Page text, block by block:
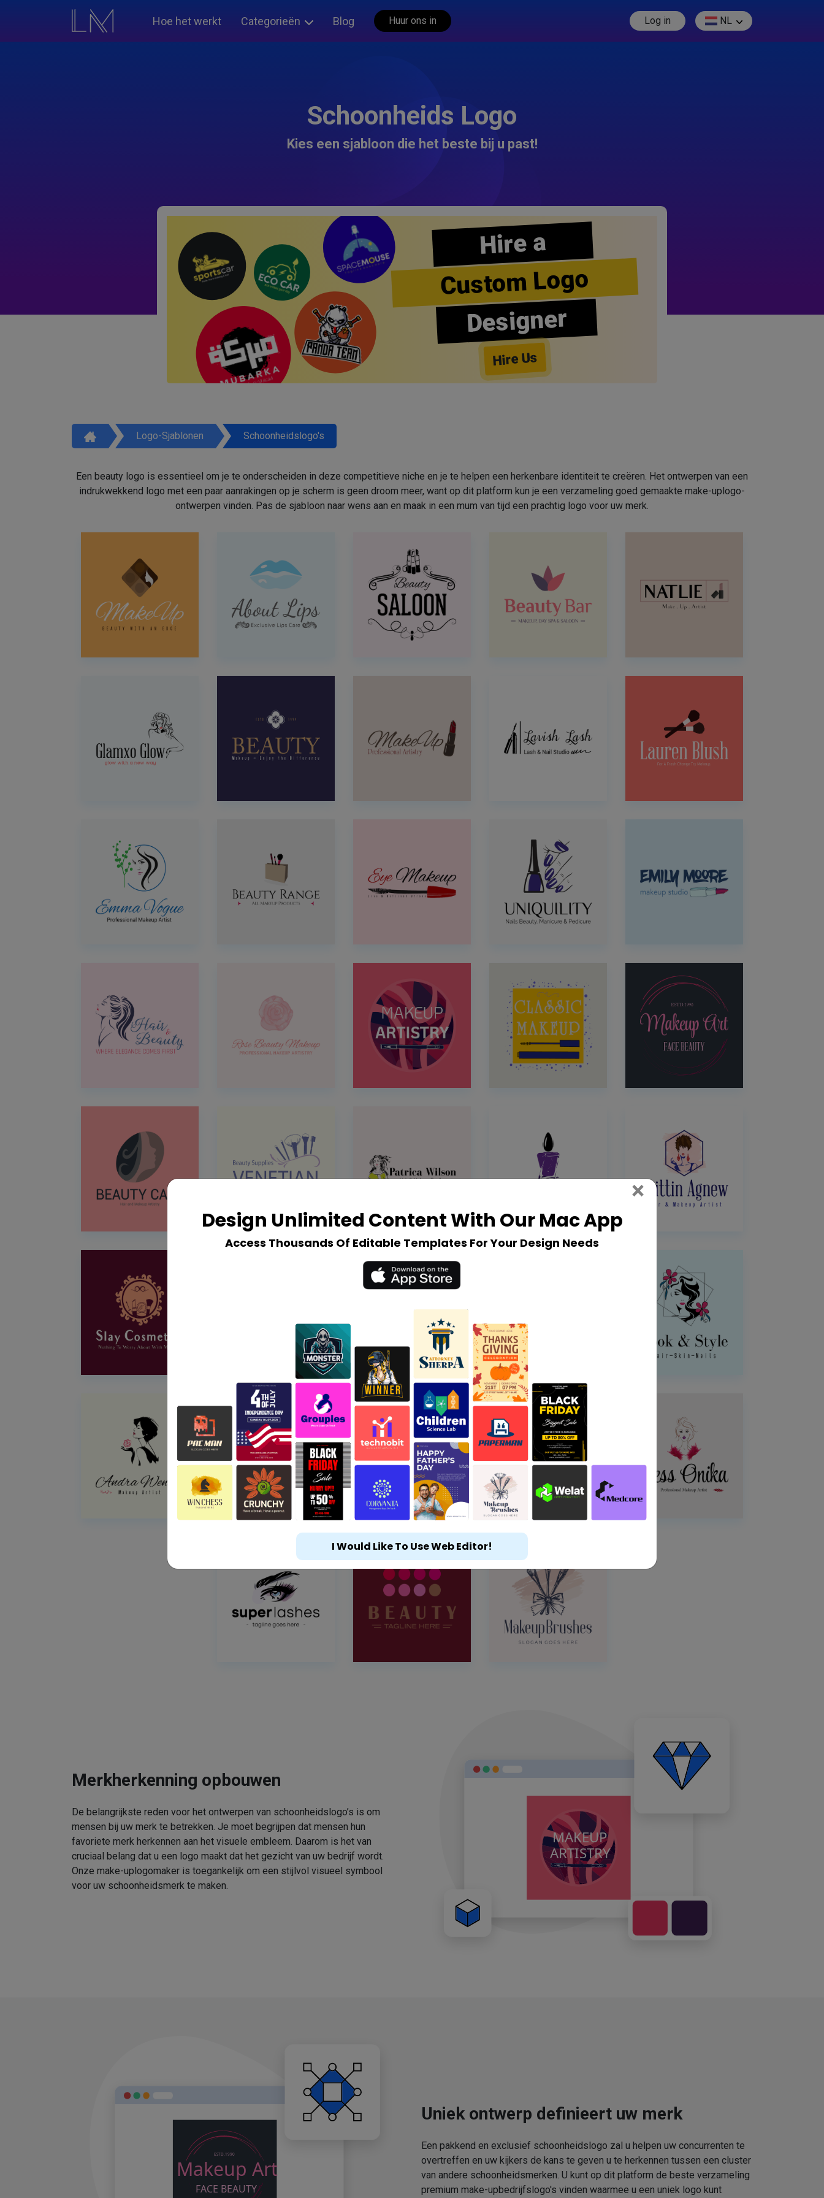
Hoe het werkt Categorieën Blog Huur ons in Log in NL
Schoonheids Logo
Kies een sjabloon die het beste bij u past!
Hire a
Custom Logo
Designer
Hire Us
Logo-Sjablonen Schoonheidslogo's
Een beauty logo is essentieel om je te onderscheiden in deze competitieve niche en je te helpen een herkenbare identiteit te creëren. Het ontwerpen van een
indrukwekkend logo met een paar aanrakingen op je scherm is geen droom meer, want op dit platform kun je een verzameling goed gemaakte make-uplogo-
ontwerpen vinden. Pas de sjabloon naar wens aan en maak in een mum van tijd een prachtig logo voor uw merk.
Merkherkenning opbouwen
De belangrijkste reden voor het ontwerpen van schoonheidslogo’s is om
mensen bij uw merk te betrekken. Je moet begrijpen dat mensen hun
favoriete merk herkennen aan het visuele embleem. Daarom is het van
cruciaal belang dat u een logo maakt dat het gezicht van uw bedrijf wordt.
Onze make-uplogomaker is toegankelijk om een stijlvol visueel symbool
voor uw schoonheidsmerk te maken.
Uniek ontwerp definieert uw merk
Een pakkend en exclusief schoonheidslogo zal u helpen uw concurrenten te
overtreffen en uw kijkers de kans te geven u te herkennen tussen een cluster
van andere schoonheidsmerken. U kunt op dit platform de beste verzameling
premium make-upbedrijfslogo's vinden waarmee u een uniek logo kunt
Design Unlimited Content With Our Mac App
Access Thousands Of Editable Templates For Your Design Needs
× Close
I Would Like To Use Web Editor!